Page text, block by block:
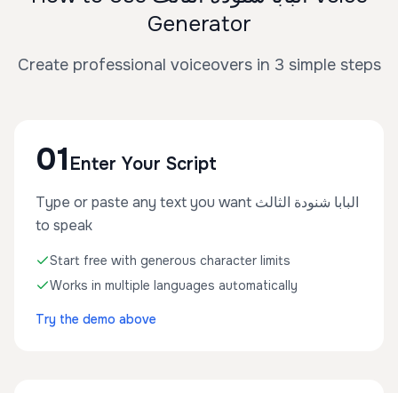
Generator
Create professional voiceovers in 3 simple steps
01 Enter Your Script
Type or paste any text you want البابا شنودة الثالث
to speak
Start free with generous character limits
Works in multiple languages automatically
Try the demo above